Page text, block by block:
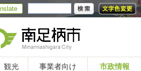
観光 事業者向け 市政情報